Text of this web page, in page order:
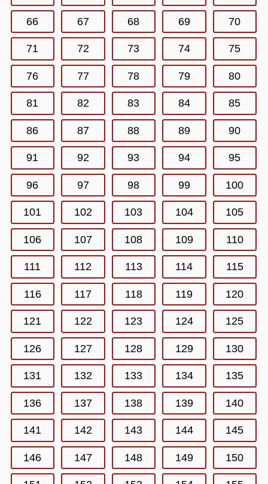
66 67 68 69 70
71 72 73 74 75
76 77 78 79 80
81 82 83 84 85
86 87 88 89 90
91 92 93 94 95
96 97 98 99 100
101 102 103 104 105
106 107 108 109 110
111 112 113 114 115
116 117 118 119 120
121 122 123 124 125
126 127 128 129 130
131 132 133 134 135
136 137 138 139 140
141 142 143 144 145
146 147 148 149 150